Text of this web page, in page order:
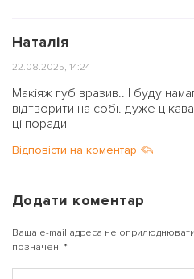
Наталія
22.08.2025, 14:24
Макіяж губ вразив.. І буду
відтворити на собі. дуже
ці поради
Відповісти на коментар
Додати коментар
Ваша e-mail адреса не
позначені *